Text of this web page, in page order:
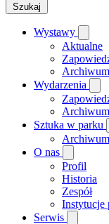
Szukaj
Wystawy
Aktualne
Archiwum
Wydarzenia
Archiwum
Sztuka w parku
Archiwum
O nas
Profil
Historia
Zespół
Instytucje
Serwis